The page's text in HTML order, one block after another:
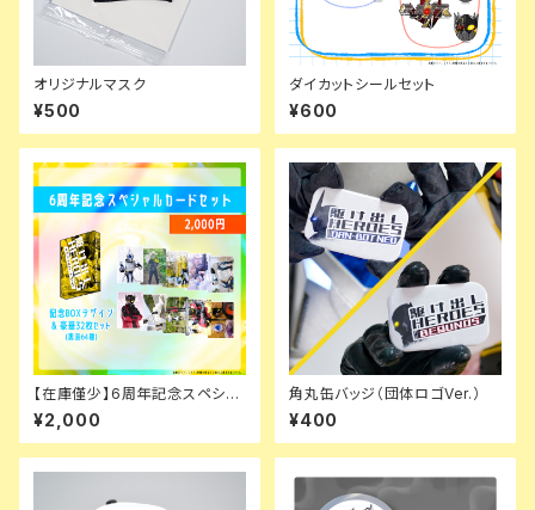
オリジナルマスク
¥500
ダイカットシールセット
¥600
【在庫僅少】6周年記念スペシャ
ルカードセット
¥2,000
角丸缶バッジ（団体ロゴVer.）
¥400